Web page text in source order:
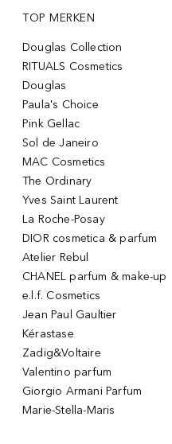
TOP MERKEN
Douglas Collection
RITUALS Cosmetics
Douglas
Paula's Choice
Pink Gellac
Sol de Janeiro
MAC Cosmetics
The Ordinary
Yves Saint Laurent
La Roche-Posay
DIOR cosmetica & parfum
Atelier Rebul
CHANEL parfum & make-up
e.l.f. Cosmetics
Jean Paul Gaultier
Kérastase
Zadig&Voltaire
Valentino parfum
Giorgio Armani Parfum
Marie-Stella-Maris